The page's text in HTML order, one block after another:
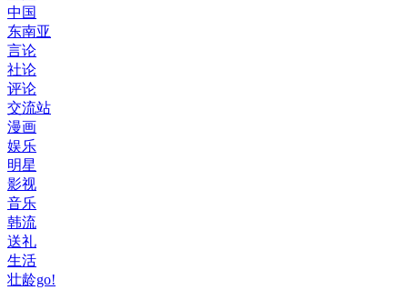
中国
东南亚
言论
社论
评论
交流站
漫画
娱乐
明星
影视
音乐
韩流
送礼
生活
壮龄go!